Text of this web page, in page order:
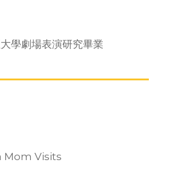
學劇場表演研究畢業
Mom Visits